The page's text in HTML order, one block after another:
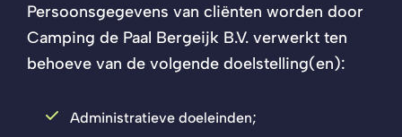
Persoonsgegevens van cliënten worden door
Camping de Paal Bergeijk B.V. verwerkt ten
behoeve van de volgende doelstelling(en):
Administratieve doeleinden;